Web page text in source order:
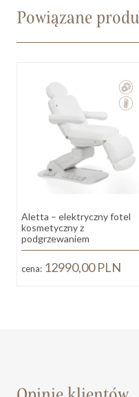
Powiązane
Aletta – elektryczny fotel
kosmetyczny z
podgrzewaniem
cena: 12990,00PLN